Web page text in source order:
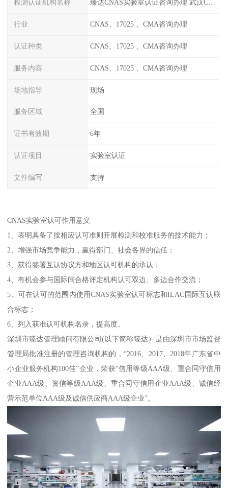
检测认证机构名称 臻达CNAS实验室认证咨询办理 武汉CNAS实验室认可办理
行业 CNAS、17025 、CMA咨询办理
认证种类 CNAS、17025 、CMA咨询办理
服务内容 CNAS、17025 、CMA咨询办理
场地指导 现场
服务区域 全国
证书有效期 6年
认证项目 实验室认证
文件编写 支持
CNAS实验室认可作用意义
1、表明具备了按相应认可准则开展检测和校准服务的技术能力；
2、增强市场竞争能力，赢得部门、社会各界的信任；
3、获得签署互认协议方和地区认可机构的承认；
4、有机会参与国际间合格评定机构认可双边、多边合作交流；
5、可在认可的范围内使用CNAS实验室认可标志和ILAC国际互认联
合标志；
6、列入获准认可机构名录，提高度。
深圳市臻达管理顾问有限公司(以下简称臻达）是由深圳市市场监督
管理局批准注册的管理咨询机构的，“2016、2017、2018年广东省中
小企业服务机构100佳”企业，荣获“信用等级AAA级、重合同守信用
企业AAA级、资信等级AAA级、重合同守信用企业AAA级、诚信经
营示范单位AAA级及诚信供应商AAA级企业”。